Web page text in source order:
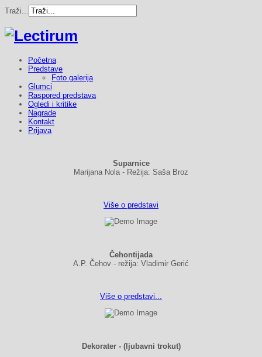
Traži...
Početna
Predstave
Foto galerija
Glumci
Raspored predstava
Ogledi i kritike
Nagrade
Kontakt
Prijava
Suparnice
Marijana Nola - Režija: Saša Broz
Više o predstavi
Čehontijada
A.P. Čehov - režija: Vladimir Gerić
Više o predstavi...
Dekorater - (ljubavni trokut)